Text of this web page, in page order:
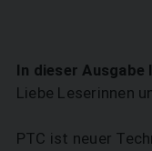
In dieser Ausgabe
Liebe Leserinnen
PTC ist neuer